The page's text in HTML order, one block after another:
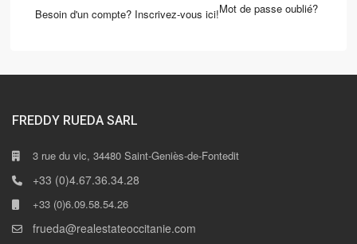
Besoin d'un compte? Inscrivez-vous ici!Mot de passe oublié?
FREDDY RUEDA SARL
3 rue du vic, 34480 Saint-Geniès-de-Fontedit
+33 (0)4.67.36.34.28
+33 (0)6.09.58.54.26
frueda@realestateoccitanie.com